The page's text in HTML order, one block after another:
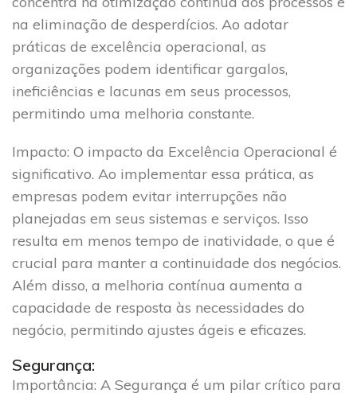
na eliminação de desperdícios. Ao adotar
práticas de excelência operacional, as
organizações podem identificar gargalos,
ineficiências e lacunas em seus processos,
permitindo uma melhoria constante.
Impacto: O impacto da Excelência Operacional é
significativo. Ao implementar essa prática, as
empresas podem evitar interrupções não
planejadas em seus sistemas e serviços. Isso
resulta em menos tempo de inatividade, o que é
crucial para manter a continuidade dos negócios.
Além disso, a melhoria contínua aumenta a
capacidade de resposta às necessidades do
negócio, permitindo ajustes ágeis e eficazes.
Segurança:
Importância: A Segurança é um pilar crítico para